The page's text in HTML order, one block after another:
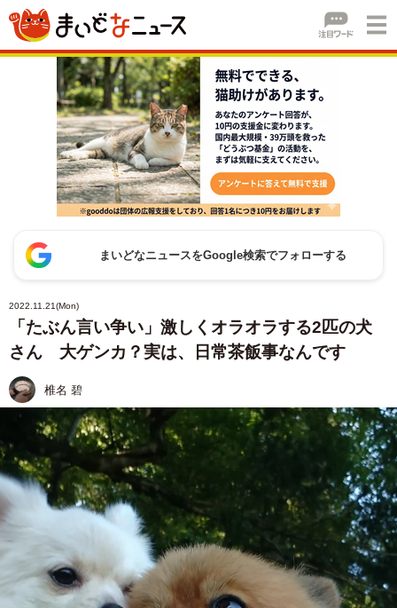
まいどなニュースをGoogle検索でフォローする
2022.11.21(Mon)
「たぶん言い争い」激しくオラオラする2匹の犬
さん 大ゲンカ？実は、日常茶飯事なんです
椎名 碧